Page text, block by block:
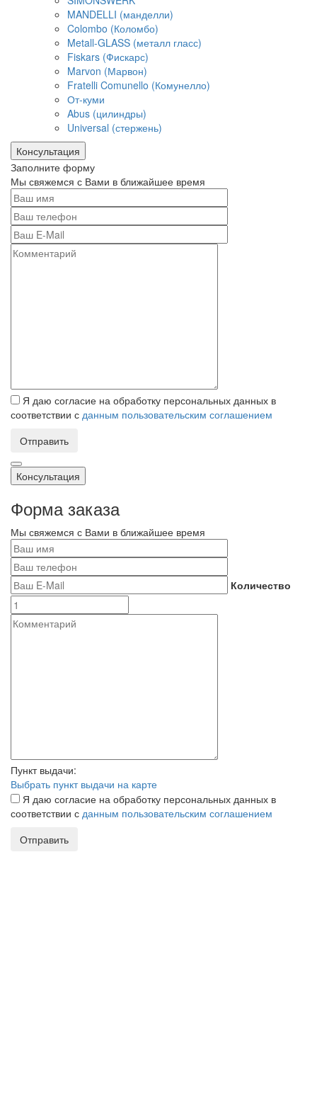
MANDELLI (манделли)
Colombo (Коломбо)
Metall-GLASS (металл гласс)
Fiskars (Фискарс)
Marvon (Марвон)
Fratelli Comunello (Комунелло)
От-куми
Abus (цилиндры)
Universal (стержень)
Консультация
Заполните форму
Мы свяжемся с Вами в ближайшее время
Я даю согласие на обработку персональных данных в
соответствии с данным пользовательским соглашением
Отправить
Консультация
Форма заказа
Мы свяжемся с Вами в ближайшее время
Количество
Пункт выдачи:
Выбрать пункт выдачи на карте
Я даю согласие на обработку персональных данных в
соответствии с данным пользовательским соглашением
Отправить